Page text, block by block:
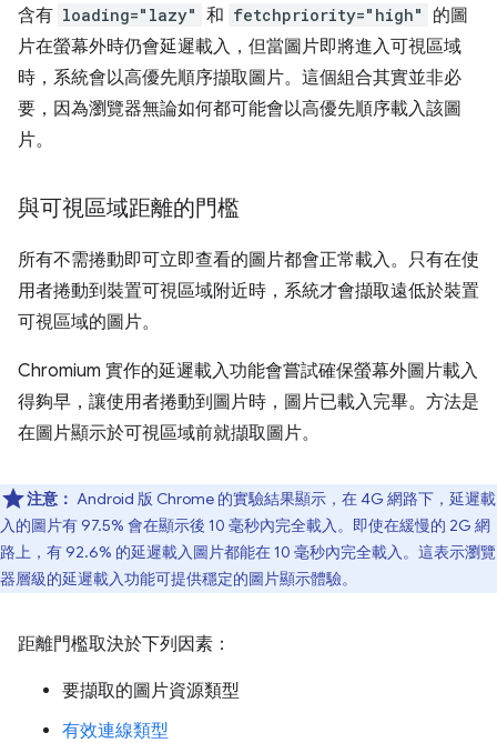
含有 loading="lazy" 和 fetchpriority="high"
的圖
片在螢幕外時仍會延遲載入，但當圖片即將進入可視區域
時，系統會以高優先順序擷取圖片。這個組合其實並非必
要，因為瀏覽器無論如何都可能會以高優先順序載入該圖
片。
與可視區域距離的門檻
所有不需捲動即可立即查看的圖片都會正常載入。只有在使
用者捲動到裝置可視區域附近時，系統才會擷取遠低於裝置
可視區域的圖片。
Chromium 實作的延遲載入功能會嘗試確保螢幕外圖片載入
得夠早，讓使用者捲動到圖片時，圖片已載入完畢。方法是
在圖片顯示於可視區域前就擷取圖片。
注意： Android 版 Chrome 的實驗結果顯示，在 4G 網路下，延遲載
入的圖片有 97.5% 會在顯示後 10 毫秒內完全載入。即使在緩慢的 2G 網
路上，有 92.6% 的延遲載入圖片都能在 10 毫秒內完全載入。這表示瀏覽
器層級的延遲載入功能可提供穩定的圖片顯示體驗。
距離門檻取決於下列因素：
要擷取的圖片資源類型
有效連線類型